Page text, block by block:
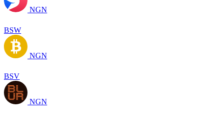
NGN
BSW
NGN
BSV
NGN